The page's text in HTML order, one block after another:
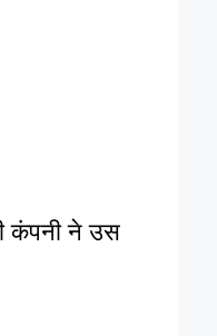
कंपनी ने उस